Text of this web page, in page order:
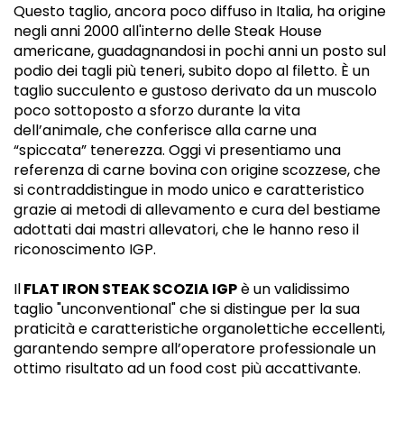
Questo taglio, ancora poco diffuso in Italia, ha origine
negli anni 2000 all'interno delle Steak House
americane, guadagnandosi in pochi anni un posto sul
podio dei tagli più teneri, subito dopo al filetto. È un
taglio succulento e gustoso derivato da un muscolo
poco sottoposto a sforzo durante la vita
dell’animale, che conferisce alla carne una
“spiccata” tenerezza. Oggi vi presentiamo una
referenza di carne bovina con origine scozzese, che
si contraddistingue in modo unico e caratteristico
grazie ai metodi di allevamento e cura del bestiame
adottati dai mastri allevatori, che le hanno reso il
riconoscimento IGP.
IlFLAT IRON STEAK SCOZIA IGPè un validissimo
taglio "unconventional" che si distingue per la sua
praticità e caratteristiche organolettiche eccellenti,
garantendo sempre all’operatore professionale un
ottimo risultato ad un food cost più accattivante.